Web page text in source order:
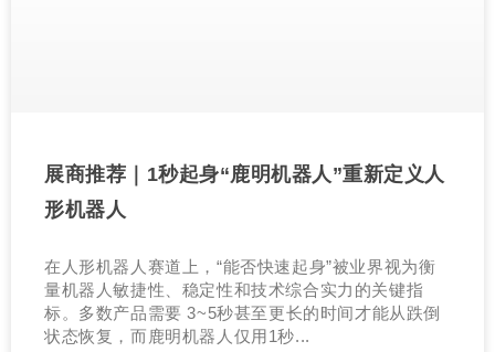
展商推荐｜1秒起身“鹿明机器人”重新定义人
形机器人
在人形机器人赛道上，“能否快速起身”被业界视为衡
量机器人敏捷性、稳定性和技术综合实力的关键指
标。多数产品需要 3~5秒甚至更长的时间才能从跌倒
状态恢复，而鹿明机器人仅用1秒...